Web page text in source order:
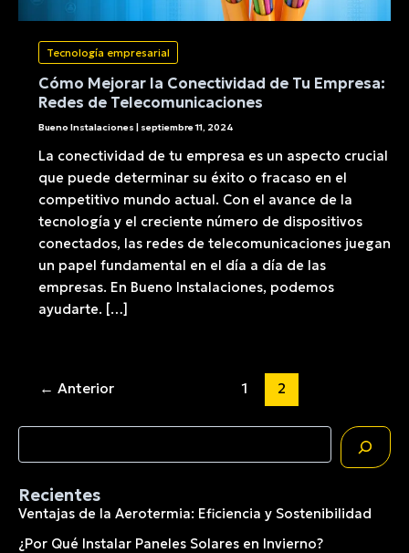
Buscar
Recientes
Ventajas de la Aerotermia: Eficiencia y Sostenibilidad
¿Por Qué Instalar Paneles Solares en Invierno?
Tecnología empresarial
Cómo Mejorar la Conectividad de Tu Empresa:
Redes de Telecomunicaciones
Bueno Instalaciones | septiembre 11, 2024
La conectividad de tu empresa es un aspecto crucial
que puede determinar su éxito o fracaso en el
competitivo mundo actual. Con el avance de la
tecnología y el creciente número de dispositivos
conectados, las redes de telecomunicaciones juegan
un papel fundamental en el día a día de las
empresas. En Bueno Instalaciones, podemos
ayudarte. […]
Paginación
entradas
← Anterior 1 2